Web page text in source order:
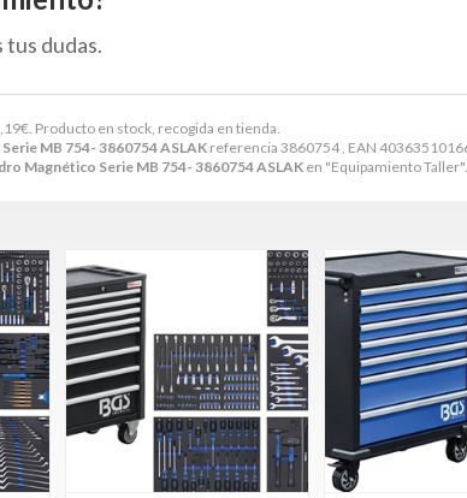
€ . Producto en stock, recogida en tienda.
MB 754- 3860754 ASLAKreferencia 3860754 , EAN
Magnético Serie MB 754- 3860754 ASLAK en "Equipamiento Taller".
dudas.